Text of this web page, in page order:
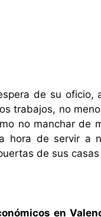
de su
trabajos, no
no manchar de
hora de servir a
de sus
en